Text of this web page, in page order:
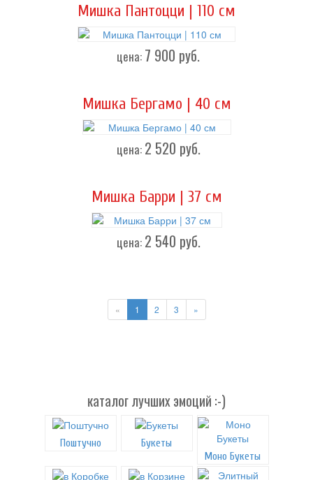
Мишка Пантоцци | 110 см
цена: 7 900 руб.
Мишка Бергамо | 40 см
цена: 2 520 руб.
Мишка Барри | 37 см
цена: 2 540 руб.
« 1 2 3 »
каталог лучших эмоций :-)
Поштучно
Букеты
Моно Букеты